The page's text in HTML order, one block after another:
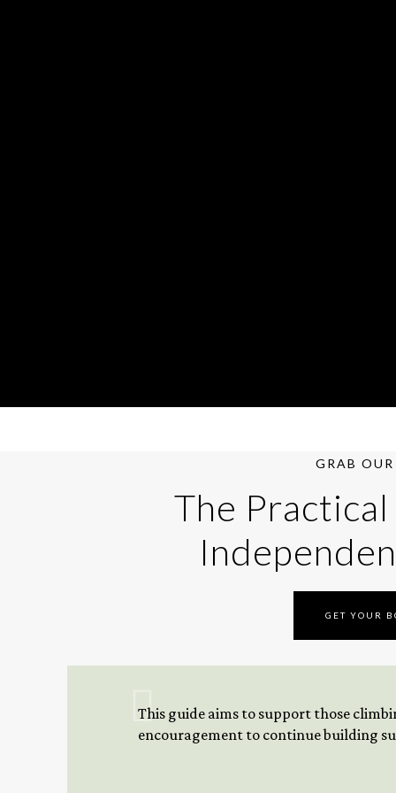
GRAB
The
GET YOUR
This guide aims to support those
encouragement to continue building